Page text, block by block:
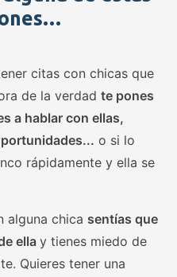
citas con chicas que
de la verdad te pones
a hablar con ellas,
o si lo
rápidamente y ella se
alguna chica sentías que
ella y tienes miedo de
Quieres tener una